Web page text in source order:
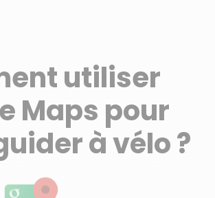
utiliser
Maps pour
à vélo ?